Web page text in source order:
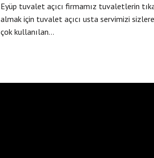
Eyüp tuvalet açıcı firmamız tuvaletlerin
almak için tuvalet açıcı usta servimizi
çok kullanılan…